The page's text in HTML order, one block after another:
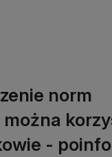
norm
-